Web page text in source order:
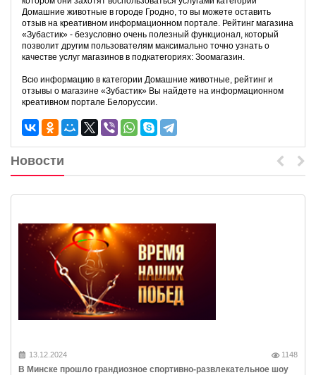
Домашние животные в городе Гродно, то вы можете оставить
отзыв на креативном информационном портале. Рейтинг магазина
«Зубастик» - безусловно очень полезный функционал, который
позволит другим пользователям максимально точно узнать о
качестве услуг магазинов в подкатегориях: Зоомагазин.
Всю информацию в категории Домашние животные, рейтинг и
отзывы о магазине «Зубастик» Вы найдете на информационном
креативном портале Белоруссии.
Новости
13.12.2024 1148
В Минске прошло грандиозное спортивно-развлекательное шоу